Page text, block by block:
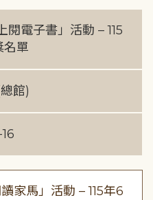
閱電子書」活動 – 115
單
館)
家馬」活動 – 115年6